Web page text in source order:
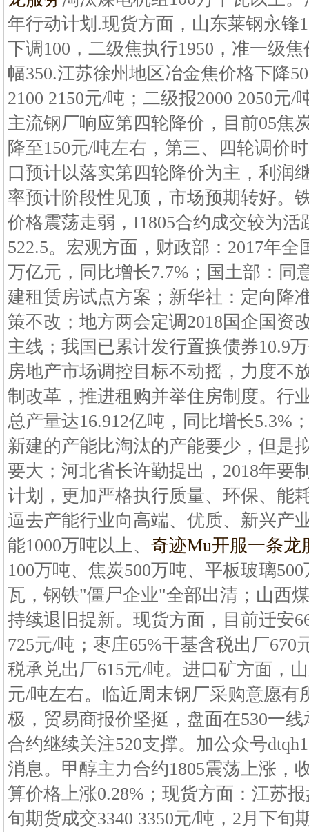
年行动计划.现货方面，山东莱钢永锋
下调100，二级焦执行1950，准一级
幅350.江苏徐州地区冶金焦价格下降
2100 2150元/吨；二级报2000 2050元
主流钢厂响应第四轮降价，目前05焦
降至150元/吨左右，第三、四轮调价
口预计以落实第四轮降价为主，利润
率预计阶段性见顶，市场预期转好。
价格震荡走弱，I1805合约成交较为
522.5。宏观方面，财政部：2017年
万亿元，同比增长7.7%；国土部：同
建租赁房试点方案；新华社：定向降
策不改；地方两会定调2018国企国资
主线；我国已累计发行置换债券10.9
房地产市场调控目标不动摇，力度不
制改革，推进租购并举住房制度。行
总产量达16.912亿吨，同比增长5.3%
新建的产能比淘汰的产能要少，但是
要大；河北省长许勤提出，2018年要
计划，更加严格执行质量、环保、能
逼去产能行业向高端、优质、新兴产
能1000万吨以上、 奇迹Mu开服一条龙
100万吨、焦炭500万吨、平板玻璃
瓦，钢铁"僵尸企业"全部出清；山西
持续退旧提新。现货方面，目前迁安
725元/吨；枣庄65%干基含税出厂670
税承兑出厂615元/吨。进口矿方面，
元/吨左右。临近周末钢厂采购意愿有
极，贸易商报价坚挺，盘面在530一
合约继续关注520支撑。加公众号
消息。甲醇主力合约1805震荡上涨，
算价格上涨0.28%；现货方面：江苏
旬期货成交3340 3350元/吨，2月下旬